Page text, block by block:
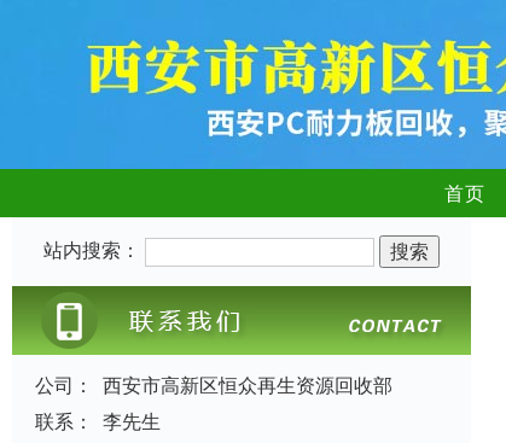
首页
站内搜索：
公司：
西安市高新区恒众再生资源回收部
联系：
李先生